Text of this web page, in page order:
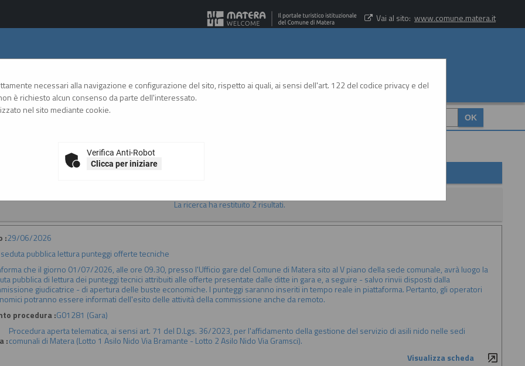
Vai al sito: www.comune.matera.it
Telematiche
A A GRAFICATESTO
necessari alla navigazione e configurazione del sito, rispetto ai quali, ai sensi dell'art. 122 del codice privacy e del
è richiesto alcun consenso da parte dell'interessato.
nel sito mediante cookie.
Verifica Anti-Robot
Clicca per iniziare
La ricerca ha restituito 2 risultati.
:29/06/2026
seduta pubblica lettura punteggi offerte tecniche
che il giorno 01/07/2026, alle ore 09.30, presso l'Ufficio gare del Comune di Matera sito al V piano della sede comunale, avrà luogo la
pubblica di lettura dei punteggi tecnici attribuiti alle offerte presentate dalle ditte in gara e, a seguire - salvo rinvii disposti dalla
giudicatrice - di apertura delle buste economiche. I punteggi saranno inseriti in tempo reale in piattaforma. Pertanto, gli operatori
potranno essere informati dell'esito delle attività della commissione anche da remoto.
procedura :G01281 (Gara)
:
Procedura aperta telematica, ai sensi art. 71 del D.Lgs. 36/2023, per l'affidamento della gestione del servizio di asili nido nelle sedi
comunali di Matera (Lotto 1 Asilo Nido Via Bramante - Lotto 2 Asilo Nido Via Gramsci).
Visualizza scheda